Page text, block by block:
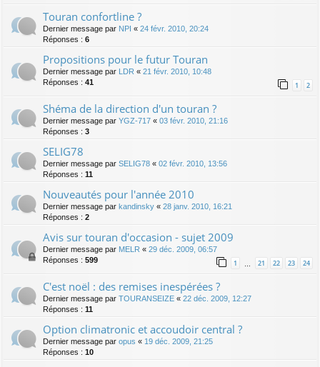
Touran confortline ?
Dernier message par NPI « 24 févr. 2010, 20:24
Réponses : 6
Propositions pour le futur Touran
Dernier message par LDR « 21 févr. 2010, 10:48
Réponses : 41 1 2
Shéma de la direction d'un touran ?
Dernier message par YGZ-717 « 03 févr. 2010, 21:16
Réponses : 3
SELIG78
Dernier message par SELIG78 « 02 févr. 2010, 13:56
Réponses : 11
Nouveautés pour l'année 2010
Dernier message par kandinsky « 28 janv. 2010, 16:21
Réponses : 2
Avis sur touran d'occasion - sujet 2009
Dernier message par MELR « 29 déc. 2009, 06:57
Réponses : 599 1 21 22 23 24
C'est noël : des remises inespérées ?
Dernier message par TOURANSEIZE « 22 déc. 2009, 12:27
Réponses : 11
Option climatronic et accoudoir central ?
Dernier message par opus « 19 déc. 2009, 21:25
Réponses : 10